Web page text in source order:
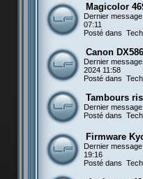
Magicolor
Dernier
07:11
Posté dans
Canon
Dernier
2024 11:58
Posté dans
Tambours
Dernier
Posté dans
Firmware
Dernier
19:16
Posté dans